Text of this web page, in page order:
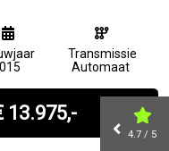
Transmissie
Automaat
13.975,- Marge
4.7 / 5